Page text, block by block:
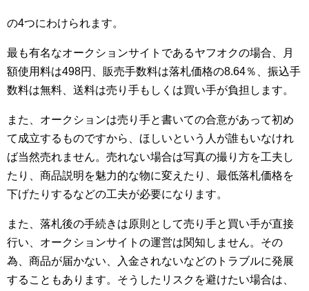
の4つにわけられます。
最も有名なオークションサイトであるヤフオクの場合、月
額使用料は498円、販売手数料は落札価格の8.64％、振込手
数料は無料、送料は売り手もしくは買い手が負担します。
また、オークションは売り手と書いての合意があって初め
て成立するものですから、ほしいという人が誰もいなけれ
ば当然売れません。売れない場合は写真の撮り方を工夫し
たり、商品説明を魅力的な物に変えたり、最低落札価格を
下げたりするなどの工夫が必要になります。
また、落札後の手続きは原則として売り手と買い手が直接
行い、オークションサイトの運営は関知しません。その
為、商品が届かない、入金されないなどのトラブルに発展
することもあります。そうしたリスクを避けたい場合は、